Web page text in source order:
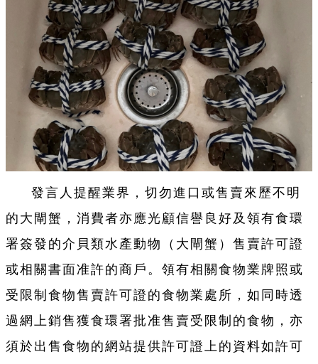
發言人提醒業界，切勿進口或售賣來歷不明
的大閘蟹，消費者亦應光顧信譽良好及領有食環
署簽發的介貝類水產動物（大閘蟹）售賣許可證
或相關書面准許的商戶。領有相關食物業牌照或
受限制食物售賣許可證的食物業處所，如同時透
過網上銷售獲食環署批准售賣受限制的食物，亦
須於出售食物的網站提供許可證上的資料如許可